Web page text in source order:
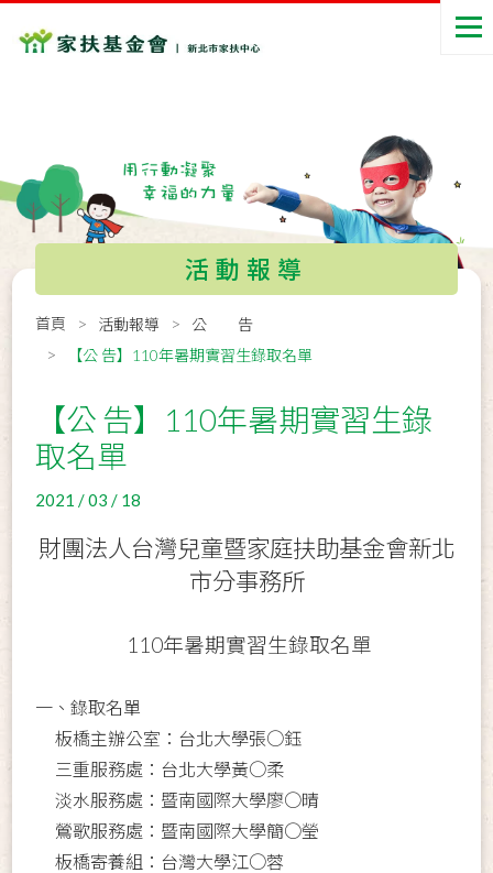
活動報導
首頁 活動報導
公 告
【公 告】110年暑期實習生錄取名單
【公 告】110年暑期實習生錄
取名單
2021 / 03 / 18
財團法人台灣兒童暨家庭扶助基金會新北
市分事務所
110年暑期實習生錄取名單
一、錄取名單
板橋主辦公室 ：台北大學張○鈺
三重服務處 ：台北大學黃○柔
淡水服務處：暨南國際大學廖○晴
鶯歌服務處：暨南國際大學簡○瑩
板橋寄養組 ： 台灣大學江○蓉